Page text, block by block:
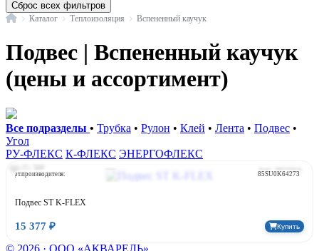
Сброс всех фильтров
ГлавнаяКаталог Теплоизоляция Вспененный каучук
Подвес | Вспененный каучук
(цены и ассортимент)
Все подразделы • Трубка • Рулон • Клей • Лента • Подвес •
Угол
РУ-ФЛЕКС К-ФЛЕКС ЭНЕРГОФЛЕКС
Арт: 1025324
Бренд:
Арт.производителя:
85SU0K64273
Подвес ST K-FLEX
15 377 ₽ Купить
© 2026 · ООО «АКВАРЕЛЬ»